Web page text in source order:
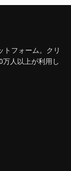
トフォーム。クリ
人以上が利用し